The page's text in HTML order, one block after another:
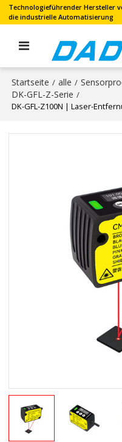
Technologieführender Hersteller
die industrielle Automatisierung
Startseite / alle /
DK-GFL-Z-Serie /
DK-GFL-Z100N | Laser-